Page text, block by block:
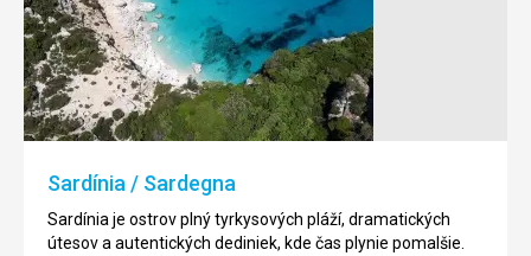
Sardínia / Sardegna
Sardínia je ostrov plný tyrkysových pláží, dramatických
útesov a autentických dediniek, kde čas plynie pomalšie.